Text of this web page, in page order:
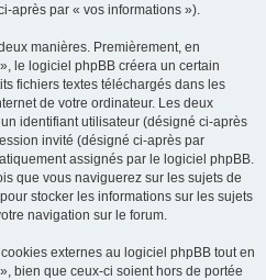
après par « vos informations »).
manières. Premièrement, en
le logiciel phpBB créera un certain
fichiers textes téléchargés dans les
de votre ordinateur. Les deux
identifiant utilisateur (désigné ci-après
invité (désigné ci-après par
assignés par le logiciel phpBB.
que vous naviguerez sur les sujets de
stocker les informations sur les sujets
navigation sur le forum.
externes au logiciel phpBB tout en
bien que ceux-ci soient hors de portée